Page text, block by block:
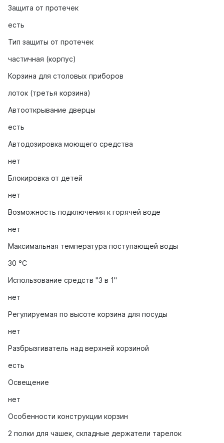
Защита от протечек
есть
Тип защиты от протечек
частичная (корпус)
Корзина для столовых приборов
лоток (третья корзина)
Автооткрывание дверцы
есть
Автодозировка моющего средства
нет
Блокировка от детей
нет
Возможность подключения к горячей воде
нет
Максимальная температура поступающей воды
30 °C
Использование средств "3 в 1"
нет
Регулируемая по высоте корзина для посуды
нет
Разбрызгиватель над верхней корзиной
есть
Освещение
нет
Особенности конструкции корзин
2 полки для чашек, складные держатели тарелок